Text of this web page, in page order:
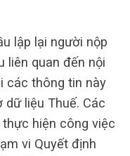
lập lại người nộp
liên quan đến nội
các thông tin này
liệu Thuế. Các
hiện công việc
vi Quyết định